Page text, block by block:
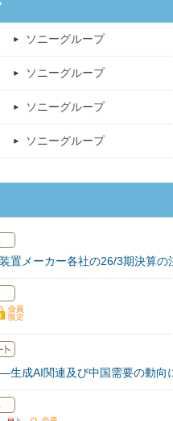
ソニーグループ
ソニーグループ
ソニーグループ
ソニーグループ
置メーカー各社の26/3期決算の
―生成AI関連及び中国需要の動